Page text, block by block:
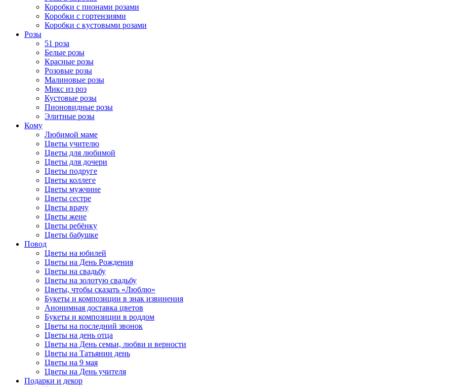
Коробки с пионами розами
Коробки с гортензиями
Коробки с кустовыми розами
Розы
51 роза
Белые розы
Красные розы
Розовые розы
Малиновые розы
Микс из роз
Кустовые розы
Пионовидные розы
Элитные розы
Кому
Любимой маме
Цветы учителю
Цветы для любимой
Цветы для дочери
Цветы подруге
Цветы коллеге
Цветы мужчине
Цветы сестре
Цветы врачу
Цветы жене
Цветы ребёнку
Цветы бабушке
Повод
Цветы на юбилей
Цветы на День Рождения
Цветы на свадьбу
Цветы на золотую свадьбу
Цветы, чтобы сказать «Люблю»
Букеты и композиции в знак извинения
Анонимная доставка цветов
Букеты и композиции в роддом
Цветы на последний звонок
Цветы на день отца
Цветы на День семьи, любви и верности
Цветы на Татьянин день
Цветы на 9 мая
Цветы на День учителя
Подарки и декор